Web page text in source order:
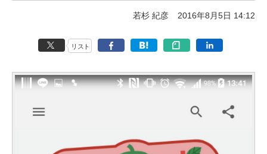
若杉 紀彦 2016年8月5日 14:12
リスト